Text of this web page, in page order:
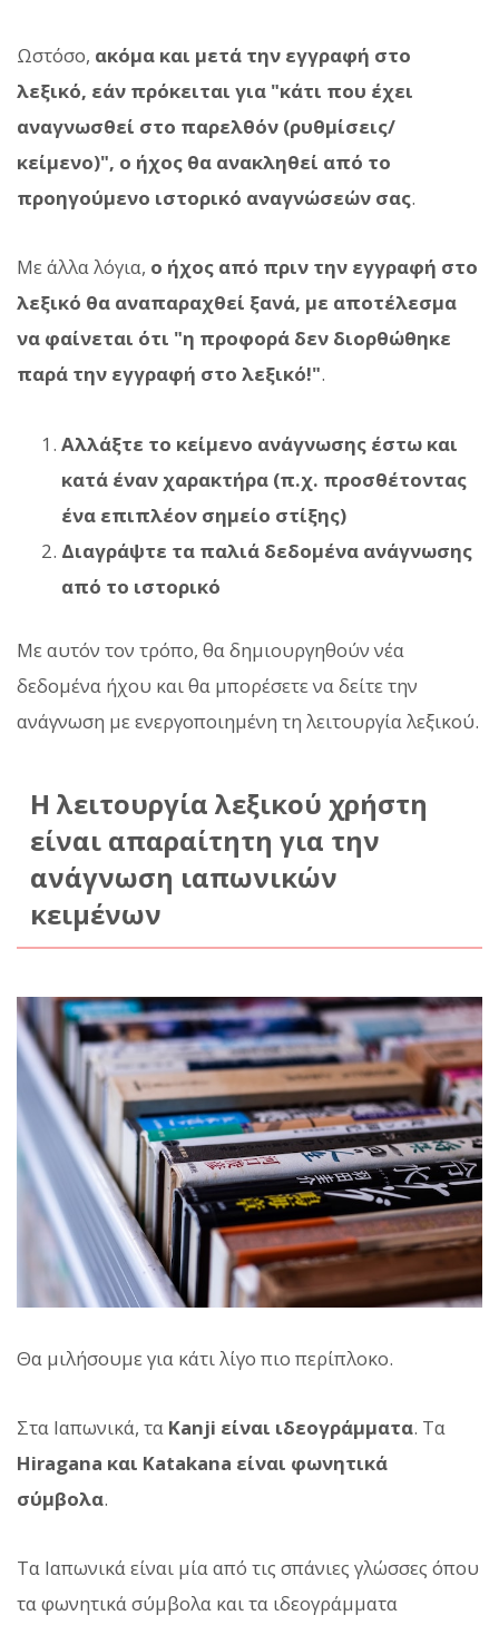
Ωστόσο, ακόμα και μετά την εγγραφή στο
λεξικό, εάν πρόκειται για "κάτι που έχει
αναγνωσθεί στο παρελθόν (ρυθμίσεις/
κείμενο)", ο ήχος θα ανακληθεί από το
προηγούμενο ιστορικό αναγνώσεών σας.
Με άλλα λόγια, ο ήχος από πριν την εγγραφή στο
λεξικό θα αναπαραχθεί ξανά, με αποτέλεσμα
να φαίνεται ότι "η προφορά δεν διορθώθηκε
παρά την εγγραφή στο λεξικό!".
Αλλάξτε το κείμενο ανάγνωσης έστω και
κατά έναν χαρακτήρα (π.χ. προσθέτοντας
ένα επιπλέον σημείο στίξης)
Διαγράψτε τα παλιά δεδομένα ανάγνωσης
από το ιστορικό
Με αυτόν τον τρόπο, θα δημιουργηθούν νέα
δεδομένα ήχου και θα μπορέσετε να δείτε την
ανάγνωση με ενεργοποιημένη τη λειτουργία λεξικού.
Η λειτουργία λεξικού χρήστη
είναι απαραίτητη για την
ανάγνωση ιαπωνικών
κειμένων
Θα μιλήσουμε για κάτι λίγο πιο περίπλοκο.
Στα Ιαπωνικά, τα Kanji είναι ιδεογράμματα. Τα
Hiragana και Katakana είναι φωνητικά
σύμβολα.
Τα Ιαπωνικά είναι μία από τις σπάνιες γλώσσες όπου
τα φωνητικά σύμβολα και τα ιδεογράμματα